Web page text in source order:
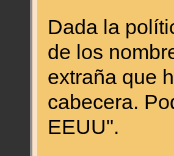
Dada la
de los
extraña que
cabecera.
EEUU".